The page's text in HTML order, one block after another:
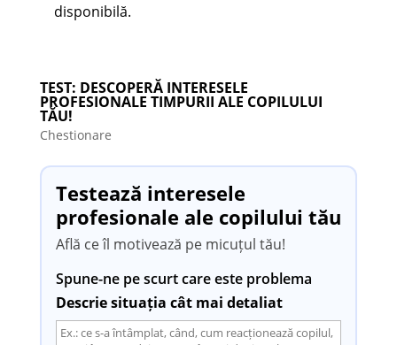
disponibilă.
TEST: DESCOPERĂ INTERESELE
PROFESIONALE TIMPURII ALE COPILULUI
TĂU!
Chestionare
Testează interesele
profesionale ale copilului tău
Află ce îl motivează pe micuțul tău!
Spune-ne pe scurt care este problema
Descrie situația cât mai detaliat